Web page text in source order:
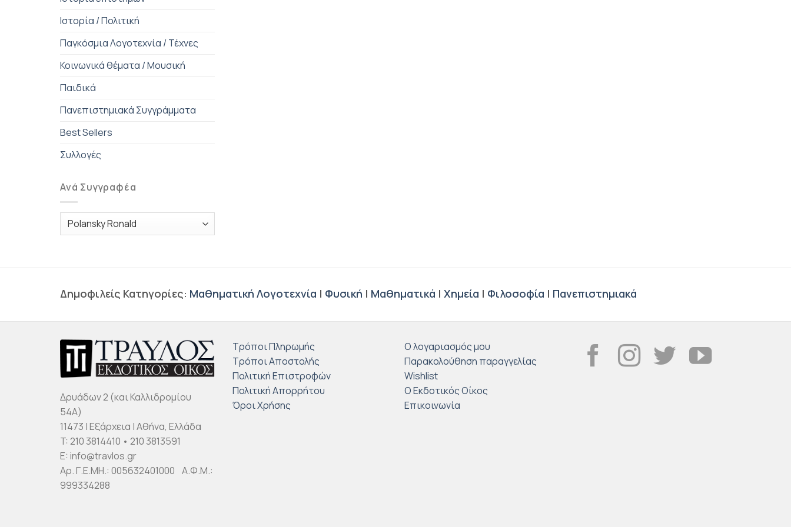
Ιστορία / Πολιτική
Παγκόσμια Λογοτεχνία / Τέχνες
Κοινωνικά θέματα / Μουσική
Παιδικά
Πανεπιστημιακά Συγγράμματα
Best Sellers
Συλλογές
Ανά Συγγραφέα
Δημοφιλείς Κατηγορίες: Μαθηματική Λογοτεχνία | Φυσική | Μαθηματικά | Χημεία | Φιλοσοφία | Πανεπιστημιακά
Δρυάδων 2 (και Καλλιδρομίου
54Α)
11473 | Εξάρχεια | Αθήνα, Ελλάδα
T: 210 3814410 • 210 3813591
E: info@travlos.gr
Αρ. Γ.Ε.ΜΗ.: 005632401000 Α.Φ.Μ.:
999334288
Τρόποι Πληρωμής
Τρόποι Αποστολής
Πολιτική Επιστροφών
Πολιτική Απορρήτου
Όροι Χρήσης
Ο λογαριασμός μου
Παρακολούθηση παραγγελίας
Wishlist
Ο Εκδοτικός Οίκος
Επικοινωνία